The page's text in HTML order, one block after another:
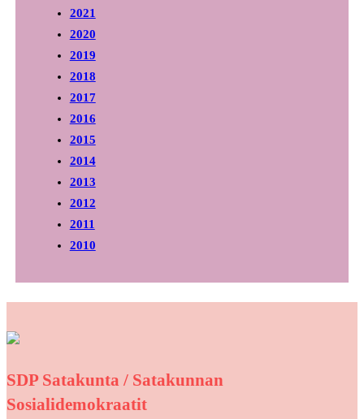
2021
2020
2019
2018
2017
2016
2015
2014
2013
2012
2011
2010
SDP Satakunta / Satakunnan
Sosialidemokraatit